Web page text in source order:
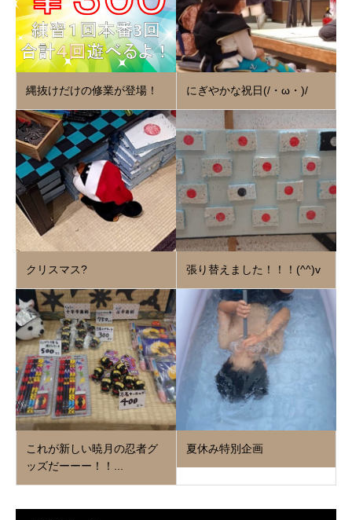
縄抜けだけの修業が登場！ にぎやかな祝日(/・ω・)/
クリスマス? 張り替えました！！！(^^)v
これが新しい暁月の忍者グ
ッズだーーー！！...
夏休み特別企画